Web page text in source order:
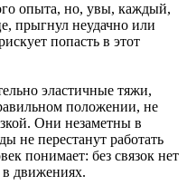
опыта, но, увы, каждый,
прыгнул неудачно или
попасть в этот
эластичные тяжи,
положении, не
Они незаметны в
не перестанут работать
понимает: без связок нет
в движениях.